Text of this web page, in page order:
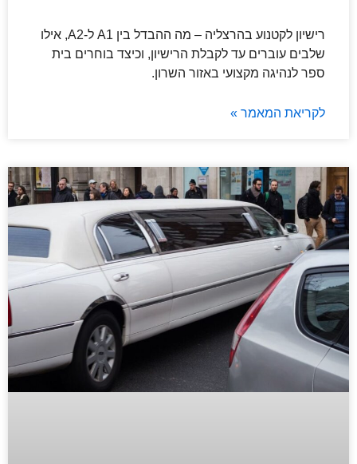
רישיון לקטנוע בהרצליה – מה ההבדל בין A1 ל-A2, אילו
שלבים עוברים עד לקבלת הרישיון, וכיצד בוחרים בית
ספר לנהיגה מקצועי באזור השרון.
לקריאת המאמר »